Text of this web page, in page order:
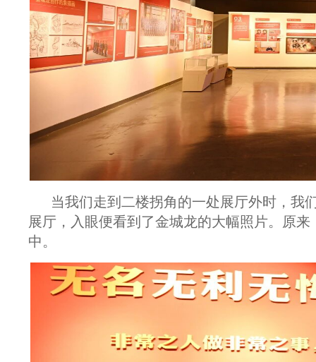
当我们走到二楼拐角的一处展厅外时，我
展厅，入眼便看到了金城龙的大幅照片。原
中。